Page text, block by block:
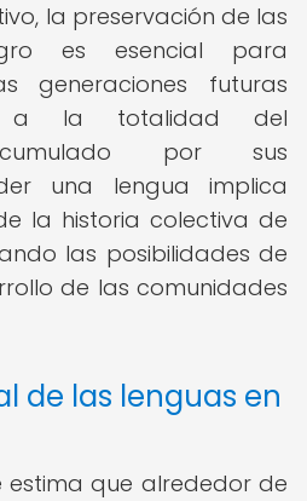
la preservación de las
es esencial para
generaciones futuras
a la totalidad del
por sus
una lengua implica
la historia colectiva de
las posibilidades de
de las comunidades
de las lenguas en
estima que alrededor de